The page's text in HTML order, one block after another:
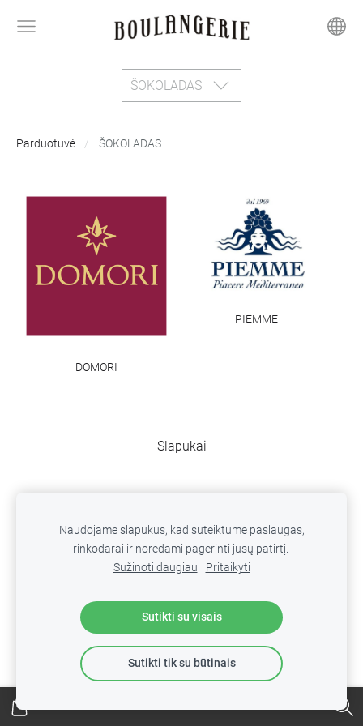
ŠOKOLADAS
Parduotuvė ŠOKOLADAS
DOMORI
PIEMME
Slapukai
Naudojame slapukus, kad suteiktume paslaugas,
rinkodarai ir norėdami pagerinti jūsų patirtį.
Sužinoti daugiau
Pritaikyti
Sutikti su visais
Sutikti tik su būtinais